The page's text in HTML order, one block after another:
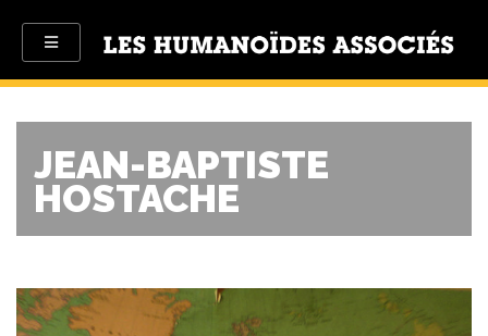
JEAN-BAPTISTE
HOSTACHE